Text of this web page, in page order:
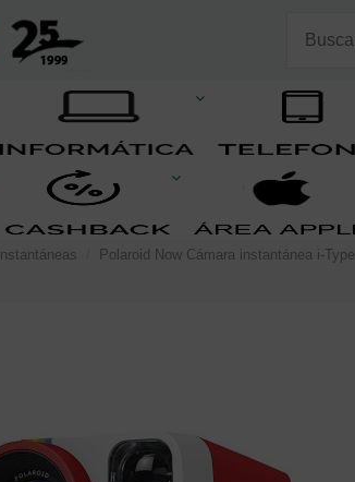
Instantáneas Polaroid Now Cámara instantánea i-Type